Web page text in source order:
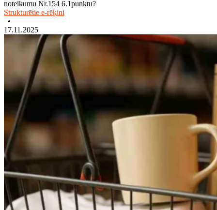
noteikumu Nr.154 6.1punktu?
Strukturētie e-rēķini
•
17.11.2025